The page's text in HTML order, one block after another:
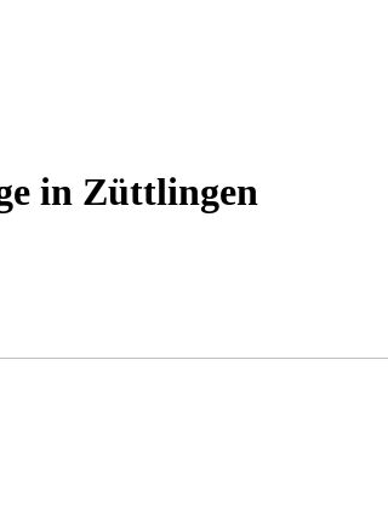
in Züttlingen